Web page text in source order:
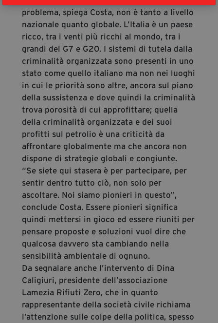
problema, spiega Costa, non è tanto a livello
nazionale quanto globale. L’Italia è un paese
ricco, tra i venti più ricchi al mondo, tra i
grandi del G7 e G20. I sistemi di tutela dalla
criminalità organizzata sono presenti in uno
stato come quello italiano ma non nei luoghi
in cui le priorità sono altre, ancora sul piano
della sussistenza e dove quindi la criminalità
trova porosità di cui approfittare; quella
della criminalità organizzata e dei suoi
profitti sul petrolio è una criticità da
affrontare globalmente ma che ancora non
dispone di strategie globali e congiunte.
“Se siete qui stasera è per partecipare, per
sentir dentro tutto ciò, non solo per
ascoltare. Noi siamo pionieri in questo”,
conclude Costa. Essere pionieri significa
quindi mettersi in gioco ed essere riuniti per
pensare proposte e soluzioni vuol dire che
qualcosa davvero sta cambiando nella
sensibilità ambientale di ognuno.
Da segnalare anche l’intervento di Dina
Caligiuri, presidente dell’associazione
Lamezia Rifiuti Zero, che in quanto
rappresentante della società civile richiama
l’attenzione sulle colpe della politica, spesso